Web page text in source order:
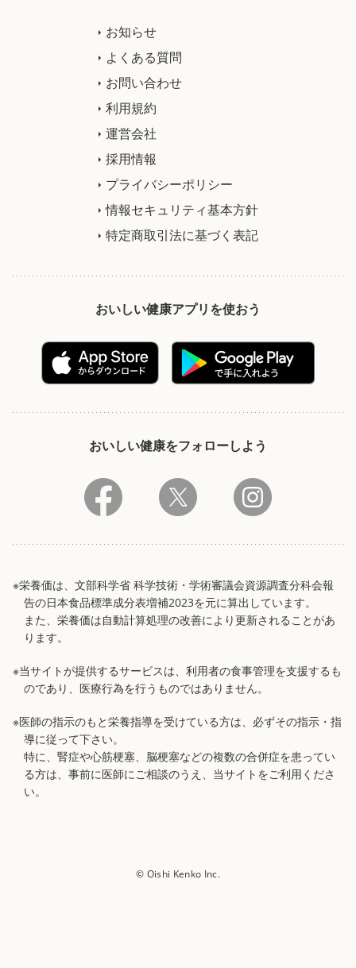
お知らせ
よくある質問
お問い合わせ
利用規約
運営会社
採用情報
プライバシーポリシー
情報セキュリティ基本方針
特定商取引法に基づく表記
おいしい健康アプリを使おう
おいしい健康をフォローしよう
※栄養価は、文部科学省 科学技術・学術審議会資源調査分科会報
告の日本食品標準成分表増補2023を元に算出しています。
また、栄養価は自動計算処理の改善により更新されることがあ
ります。
※当サイトが提供するサービスは、利用者の食事管理を支援するも
のであり、医療行為を行うものではありません。
※医師の指示のもと栄養指導を受けている方は、必ずその指示・指
導に従って下さい。
特に、腎症や心筋梗塞、脳梗塞などの複数の合併症を患ってい
る方は、事前に医師にご相談のうえ、当サイトをご利用くださ
い。
© Oishi Kenko Inc.